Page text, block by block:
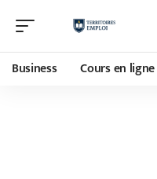
Business Cours en ligne